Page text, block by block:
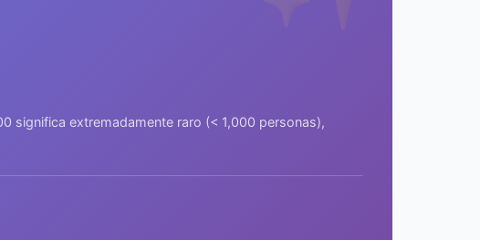
significa extremadamente raro (< 1,000 personas),